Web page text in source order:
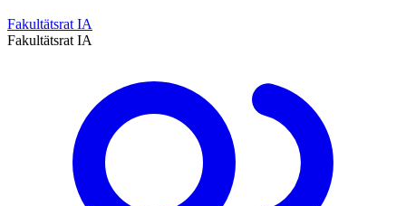
Fakultätsrat IA
Fakultätsrat IA